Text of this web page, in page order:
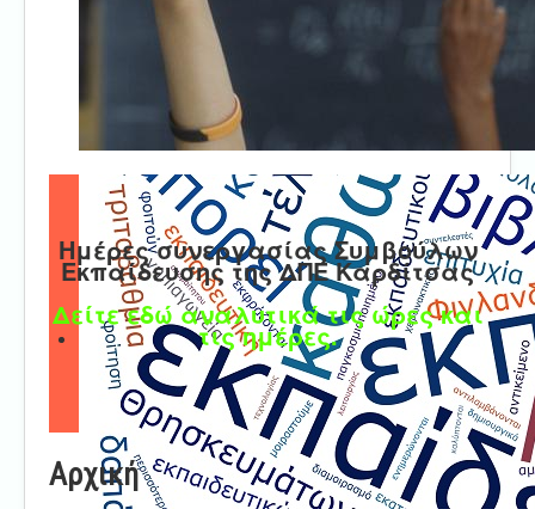
Επικοινωνία
Ημέρες συνεργασίας Συμβούλων
Εκπαίδευσης της ΔΠΕ Καρδίτσας
Δείτε εδώ αναλυτικά τις ώρες και
τις ημέρες.
Αρχική